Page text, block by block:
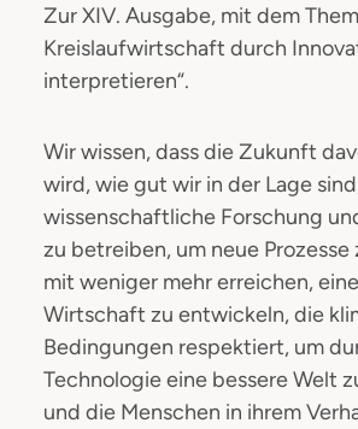
Zur XIV. Ausgabe, mit dem
Kreislaufwirtschaft durch
interpretieren“.
Wir wissen, dass die Zukunft
wird, wie gut wir in der Lage
wissenschaftliche Forschung
zu betreiben, um neue Prozesse
mit weniger mehr erreichen,
Wirtschaft zu entwickeln, die
Bedingungen respektiert, um
Technologie eine bessere Welt
und die Menschen in ihrem